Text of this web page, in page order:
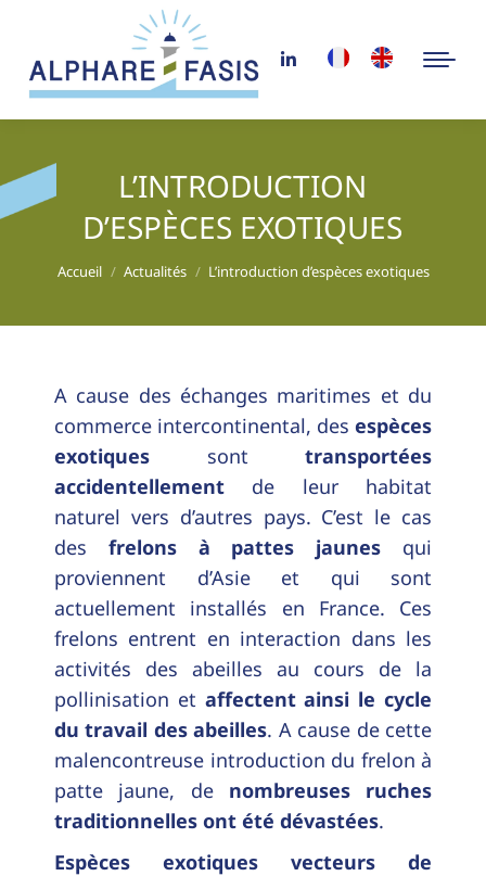
L’INTRODUCTION
D’ESPÈCES EXOTIQUES
Vous êtes ici :
Accueil Actualités L’introduction d’espèces exotiques
A cause des échanges maritimes et du
commerce intercontinental, des espèces
exotiques sont transportées
accidentellement de leur habitat
naturel vers d’autres pays. C’est le cas
des frelons à pattes jaunes qui
proviennent d’Asie et qui sont
actuellement installés en France. Ces
frelons entrent en interaction dans les
activités des abeilles au cours de la
pollinisation et affectent ainsi le cycle
du travail des abeilles. A cause de cette
malencontreuse introduction du frelon à
patte jaune, de nombreuses ruches
traditionnelles ont été dévastées.
Espèces exotiques vecteurs de